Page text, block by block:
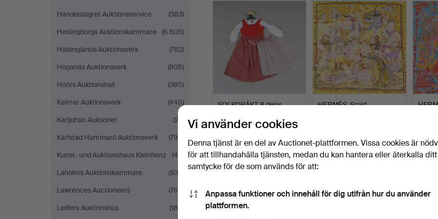
Handelslagret Auktionsservice
(383)
Helsingborgs Auktionskammare
(6 605)
Hälsinglands Auktionsverk
(782)
Höganäs Auktionsverk
(805)
Höörs Auktionshall
(385)
Kalmar Auktionsverk
(445)
Karljohan Auktioner
(23)
Karlstad Hammarö Auktionsverk
(799)
Kunst- und Auktionshaus Kleinhenz
(46)
Laholms Auktionskammare
(832)
Lawrences Auctioneers
(764)
Leiflers Auktionshus
(165)
FOLKDRÄKT, 8 delar,
Klubbades 3 jun 2026
358 USD
HERMÈS. Scarf,
361 USD 631
Vi använder cookies
Denna tjänst är en del av Auctionet-plattformen. Vissa cookies är
för att tillhandahålla tjänsten, medan du kan hantera eller återkalla ditt
samtycke för de som används för att:
Anpassa funktioner och innehåll för dig utifrån hur du använder
plattformen.